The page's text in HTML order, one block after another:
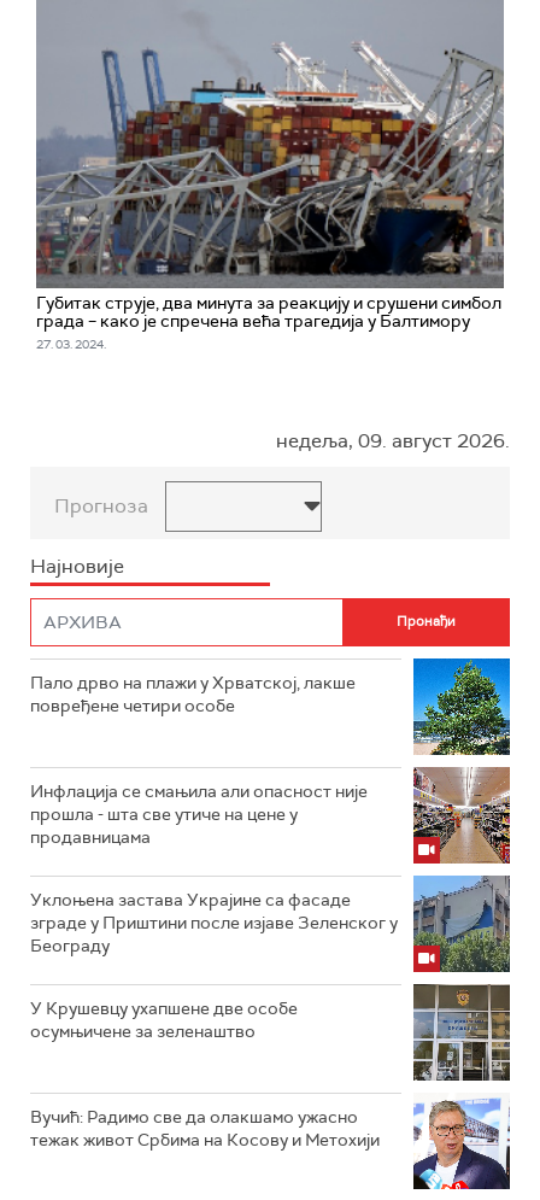
Губитак струје, два минута за реакцију и срушени симбол
града – како је спречена већа трагедија у Балтимору
27. 03. 2024.
недеља, 09. август 2026.
Прогноза
Најновије
Пало дрво на плажи у Хрватској, лакше
повређене четири особе
Инфлација се смањила али опасност није
прошла - шта све утиче на цене у
продавницама
Уклоњена застава Украјине са фасаде
зграде у Приштини после изјаве Зеленског у
Београду
У Крушевцу ухапшене две особе
осумњичене за зеленаштво
Вучић: Радимо све да олакшамо ужасно
тежак живот Србима на Косову и Метохији